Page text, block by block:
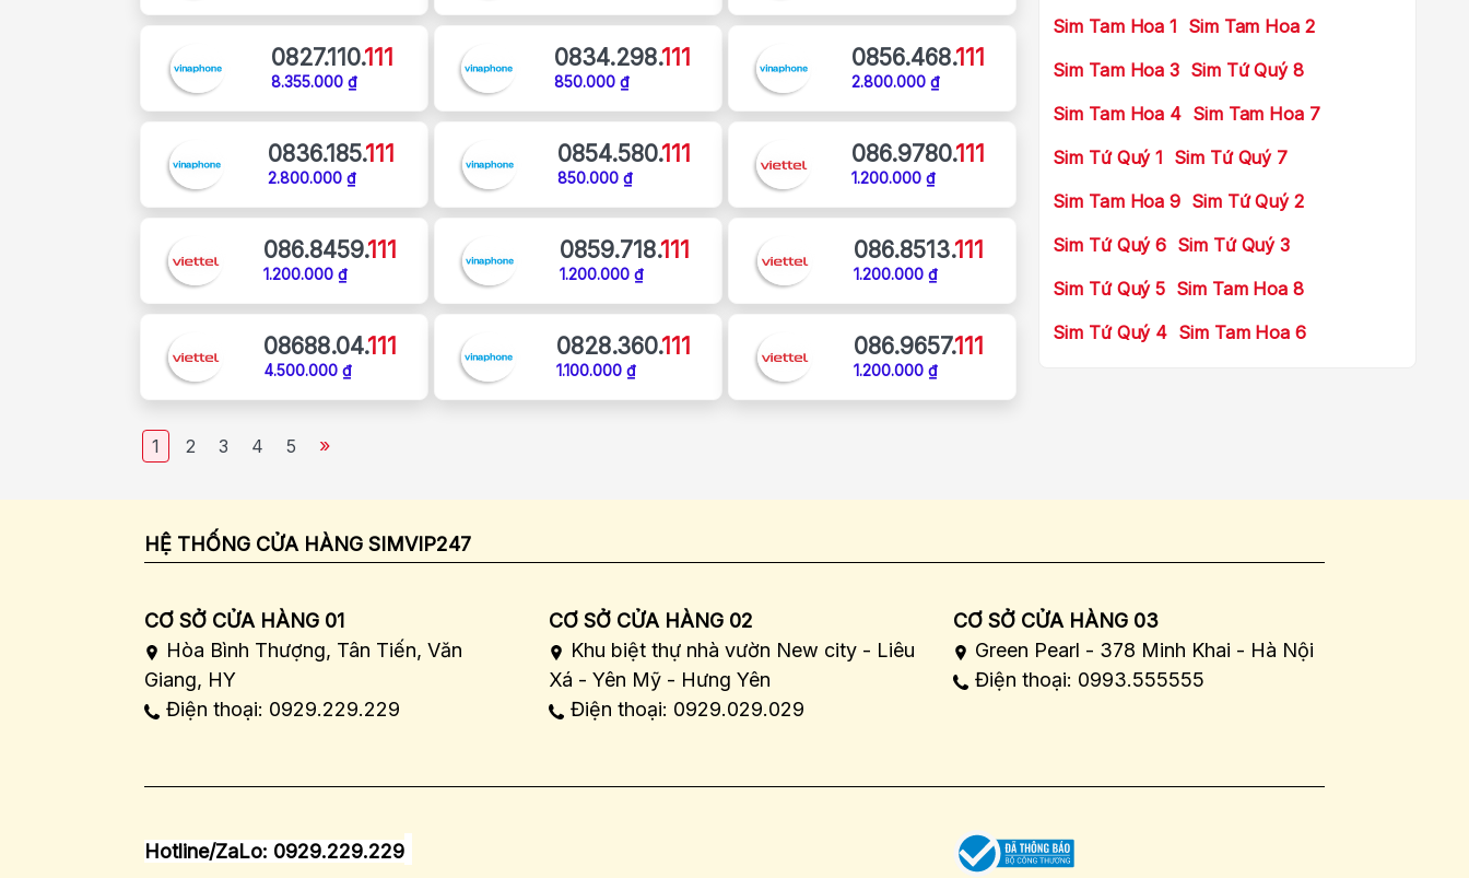
0827.110.111
8.355.000 ₫
0834.298.111
850.000 ₫
0856.468.111
2.800.000 ₫
0836.185.111
2.800.000 ₫
0854.580.111
850.000 ₫
086.9780.111
1.200.000 ₫
086.8459.111
1.200.000 ₫
0859.718.111
1.200.000 ₫
086.8513.111
1.200.000 ₫
08688.04.111
4.500.000 ₫
0828.360.111
1.100.000 ₫
086.9657.111
1.200.000 ₫
1 2 3 4 5 »
Sim Tam Hoa 1 Sim Tam Hoa 2
Sim Tam Hoa 3 Sim Tứ Quý 8
Sim Tam Hoa 4 Sim Tam Hoa 7
Sim Tứ Quý 1 Sim Tứ Quý 7
Sim Tam Hoa 9 Sim Tứ Quý 2
Sim Tứ Quý 6 Sim Tứ Quý 3
Sim Tứ Quý 5 Sim Tam Hoa 8
Sim Tứ Quý 4 Sim Tam Hoa 6
HỆ THỐNG CỬA HÀNG SIMVIP247
CƠ SỞ CỬA HÀNG 01
Hòa Bình Thượng, Tân Tiến, Văn
Giang, HY
Điện thoại: 0929.229.229
CƠ SỞ CỬA HÀNG 02
Khu biệt thự nhà vườn New city - Liêu
Xá - Yên Mỹ - Hưng Yên
Điện thoại: 0929.029.029
CƠ SỞ CỬA HÀNG 03
Green Pearl - 378 Minh Khai - Hà Nội
Điện thoại: 0993.555555
Hotline/ZaLo: 0929.229.229